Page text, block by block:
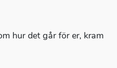
hur det går för er, kram